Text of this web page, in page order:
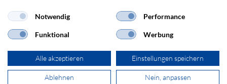
Haftungsausschluss
Versandkosten
© 2026 SECOMP AG. Alle Rechte vorbehalten.
Notwendig Performance
Funktional Werbung
Alle akzeptieren Einstellungen speichern
Ablehnen Nein, anpassen